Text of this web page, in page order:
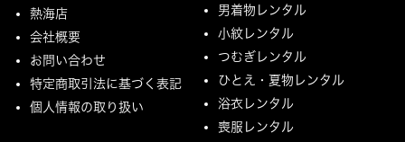
熱海店
会社概要
お問い合わせ
特定商取引法に基づく表記
個人情報の取り扱い
男着物レンタル
小紋レンタル
つむぎレンタル
ひとえ・夏物レンタル
浴衣レンタル
喪服レンタル